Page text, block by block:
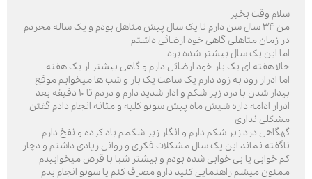
سلام وقت بخیر
من ۳۴ سال سن دارم تا یک سال پیش متاهل بودم و یک ساله مجردم
در زمان متاهلی گاهی خود ارضائی داشتم
اما این یک سال بیشتر شده بود
حالا هفته ای یک بار خود ارضائی دارم و گاهی بیشتر از یک هفته
اما ادرار زود به زود دارم یک ساعت یک بار و شب ها میخوابم موقع
بیدار شدن با درد زیر شکم و ادار شدید دارم و دردم تا ۱۰ دقیقه بعد
ادرار ادامه داره شیش ماه پیش سونو کلیه و مثانه انجام دادم گفتن
مشکلی نداری
گهگاهی درد زیر شکم دارم و انگار زیر شکمم باد کرده و نفخ دارم
ناگفته نماند این یک سال مشکلات فکری و روانی زیادی داشتم و دچار
کم خوابی یا بی خوابی شده بودم و بیشتر شبا با قرص میخوابیدم
ممنون میشم راهنمایی کنید دارو مصرف کنم یا سونو انجام بدم